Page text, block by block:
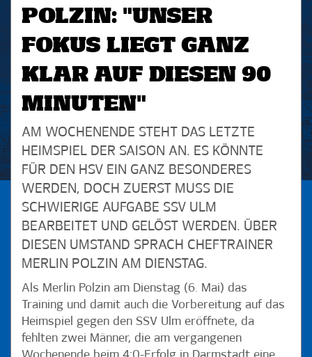
POLZIN: "UNSER
FOKUS LIEGT GANZ
KLAR AUF DIESEN 90
MINUTEN"
AM WOCHENENDE STEHT DAS LETZTE
HEIMSPIEL DER SAISON AN. ES KÖNNTE
FÜR DEN HSV EIN GANZ BESONDERES
WERDEN, DOCH ZUERST MUSS DIE
SCHWIERIGE AUFGABE SSV ULM
BEARBEITET UND GELÖST WERDEN. ÜBER
DIESEN UMSTAND SPRACH CHEFTRAINER
MERLIN POLZIN AM DIENSTAG.
Als Merlin Polzin am Dienstag (6. Mai) das
Training und damit auch die Vorbereitung auf das
Heimspiel gegen den SSV Ulm eröffnete, da
fehlten zwei Männer, die am vergangenen